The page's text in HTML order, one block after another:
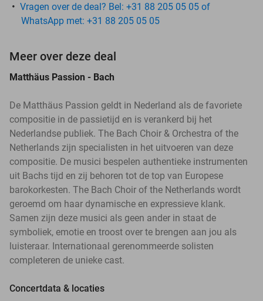
Vragen over de deal? Bel: +31 88 205 05 05 of
WhatsApp met: +31 88 205 05 05
Meer over deze deal
Matthäus Passion - Bach
De Matthäus Passion geldt in Nederland als de favoriete
compositie in de passietijd en is verankerd bij het
Nederlandse publiek. The Bach Choir & Orchestra of the
Netherlands zijn specialisten in het uitvoeren van deze
compositie. De musici bespelen authentieke instrumenten
uit Bachs tijd en zij behoren tot de top van Europese
barokorkesten. The Bach Choir of the Netherlands wordt
geroemd om haar dynamische en expressieve klank.
Samen zijn deze musici als geen ander in staat de
symboliek, emotie en troost over te brengen aan jou als
luisteraar. Internationaal gerenommeerde solisten
completeren de unieke cast.
Concertdata & locaties